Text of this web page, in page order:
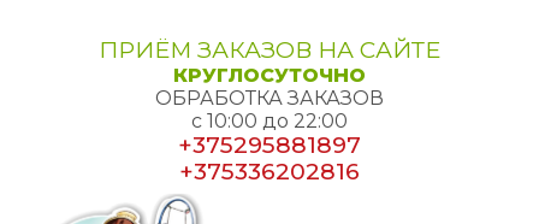
ПРИЁМ ЗАКАЗОВ НА САЙТЕ
КРУГЛОСУТОЧНО
ОБРАБОТКА ЗАКАЗОВ
с 10:00 до 22:00
+375295881897
+375336202816